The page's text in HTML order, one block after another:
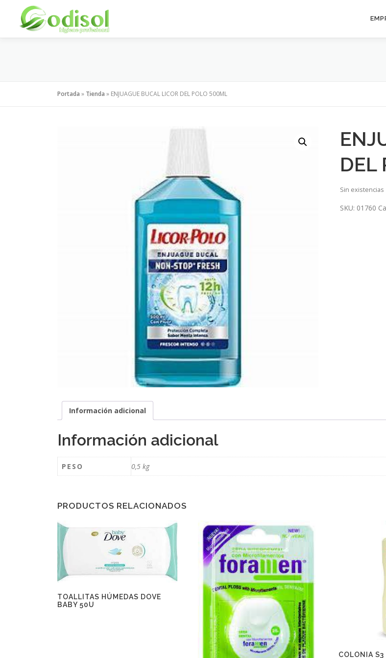
contenido
Portada » Tienda » ENJUAGUE BUCAL LICOR DEL POLO 500ML
DEL
Sin existencias
SKU: 01760
Información adicional
Información adicional
PESO 0,5 kg
PRODUCTOS RELACIONADOS
TOALLITAS HÚMEDAS DOVE
BABY 50U
COLONIA S3